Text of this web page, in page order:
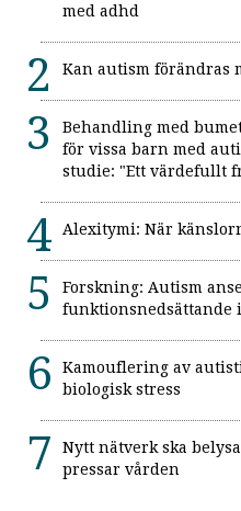
med adhd
Kan autism förändras
Behandling med
för vissa barn med
studie: "Ett värdefullt
Alexitymi: När
Forskning: Autism
funktionsnedsättande
Kamouflering av
biologisk stress
Nytt nätverk ska
pressar vården